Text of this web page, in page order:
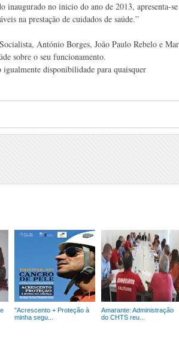
inaugurado no inicio do ano de 2013, apresenta-
na prestação de cuidados de saúde.”
António Borges, João Paulo Rebelo e
sobre o seu funcionamento.
igualmente disponibilidade para quaisquer
"Acrescento + Proteção à
minha segu...
Amarante: Administração
do CHTS reu...